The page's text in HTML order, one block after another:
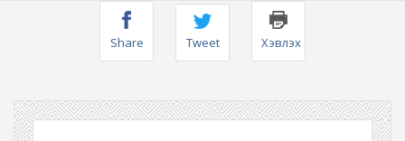
Share Tweet Хэвлэх